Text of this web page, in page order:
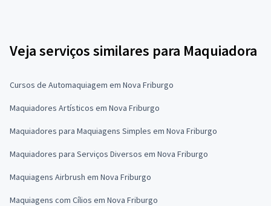
Veja serviços similares para Maquiadora
Cursos de Automaquiagem em Nova Friburgo
Maquiadores Artísticos em Nova Friburgo
Maquiadores para Maquiagens Simples em Nova Friburgo
Maquiadores para Serviços Diversos em Nova Friburgo
Maquiagens Airbrush em Nova Friburgo
Maquiagens com Cílios em Nova Friburgo